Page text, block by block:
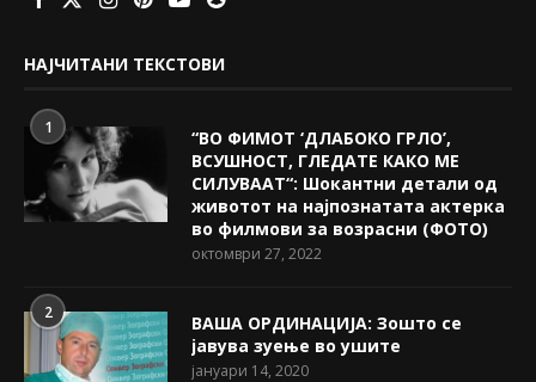
НАЈЧИТАНИ ТЕКСТОВИ
1
“ВО ФИМОТ ‘ДЛАБОКО ГРЛО’,
ВСУШНОСТ, ГЛЕДАТЕ КАКО МЕ
СИЛУВААТ“: Шокантни детали од
животот на најпознатата актерка
во филмови за возрасни (ФОТО)
октомври 27, 2022
2
ВАША ОРДИНАЦИЈА: Зошто се
јавува зуење во ушите
јануари 14, 2020